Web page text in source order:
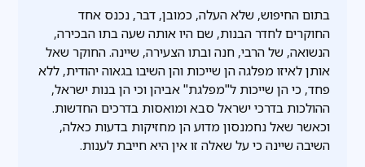
בתום החיפוש, שלא העלה, כמובן, דבר, נכנס אחד
החוקרים לחדר הבנות, שם היו אותה שעה בתו הבכירה,
הנשואה, של הרבי, חנה ובתו הצעירה, שיינה. החוקר שאל
אותן לאיזו מפלגה הן שייכות והן השיבו בגאוה יהודית, ללא
פחד, כי הן שייכות ל"מפלגת" אביהן וכי הן בנות ישראל,
ההולכות בדרכי ישראל סבא ומואסות בדרכים החדשות.
וכאשר שאל נחמנסון מדוע הן מחזיקות בדעות כאלה,
השיבה שיינה כי על שאלה זו אין היא חייבת לענות.